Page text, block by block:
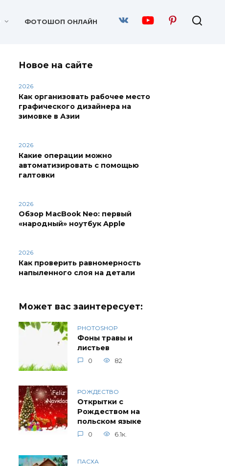
ФОТОШОП ОНЛАЙН
Новое на сайте
2026
Как организовать рабочее место
графического дизайнера на
зимовке в Азии
2026
Какие операции можно
автоматизировать с помощью
галтовки
2026
Обзор MacBook Neo: первый
«народный» ноутбук Apple
2026
Как проверить равномерность
напыленного слоя на детали
Может вас заинтересует:
PHOTOSHOP
Фоны травы и
листьев
0 82
РОЖДЕСТВО
Открытки с
Рождеством на
польском языке
0 6.1к.
ПАСХА